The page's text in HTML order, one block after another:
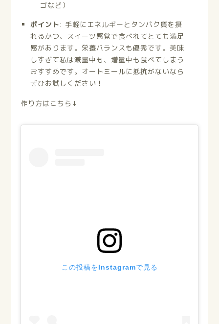
ゴなど）
ポイント : 手軽にエネルギーとタンパク質を摂
れるかつ、スイーツ感覚で食べれてとても満足
感があります。栄養バランスも優秀です。美味
しすぎて私は減量中も、増量中も食べてしまう
おすすめです。オートミールに抵抗がないなら
ぜひお試しください！
作り方はこちら↓
この投稿をInstagramで見る